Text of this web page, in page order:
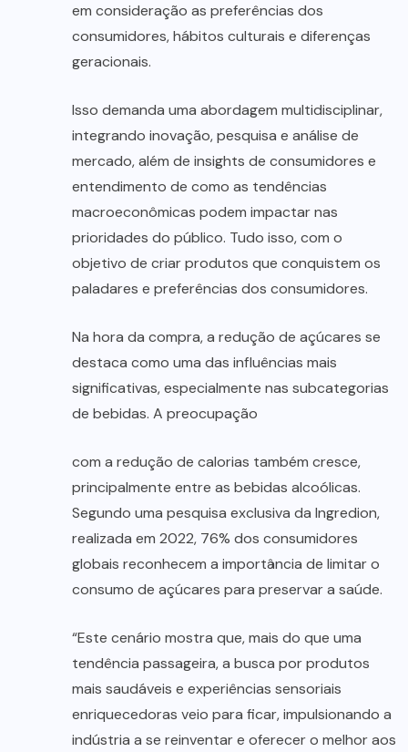
em consideração as preferências dos
consumidores, hábitos culturais e diferenças
geracionais.
Isso demanda uma abordagem multidisciplinar,
integrando inovação, pesquisa e análise de
mercado, além de insights de consumidores e
entendimento de como as tendências
macroeconômicas podem impactar nas
prioridades do público. Tudo isso, com o
objetivo de criar produtos que conquistem os
paladares e preferências dos consumidores.
Na hora da compra, a redução de açúcares se
destaca como uma das influências mais
significativas, especialmente nas subcategorias
de bebidas. A preocupação
com a redução de calorias também cresce,
principalmente entre as bebidas alcoólicas.
Segundo uma pesquisa exclusiva da Ingredion,
realizada em 2022, 76% dos consumidores
globais reconhecem a importância de limitar o
consumo de açúcares para preservar a saúde.
“Este cenário mostra que, mais do que uma
tendência passageira, a busca por produtos
mais saudáveis e experiências sensoriais
enriquecedoras veio para ficar, impulsionando a
indústria a se reinventar e oferecer o melhor aos